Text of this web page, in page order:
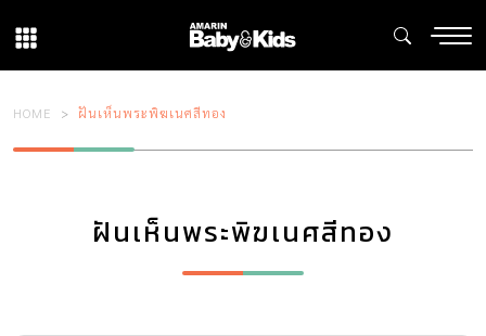
HOME ฝันเห็นพระพิฆเนศสีทอง
ฝันเห็นพระพิฆเนศสีทอง